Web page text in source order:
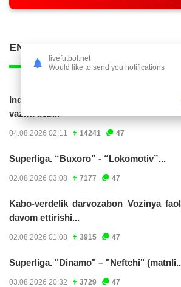
ENG KO'P O'QILGAN POSTLAR
Indoneziya prezidenti JCH-2030ga
vazifa deb...
04.08.2026 02:11 14241 47
Superliga. “Buxoro” - “Lokomotiv”...
02.08.2026 03:08 7177 47
Kabo-verdelik darvozabon Vozinya
davom ettirishi...
02.08.2026 01:08 3915 47
Superliga. "Dinamo" – "Neftchi"
03.08.2026 20:32 3729 47
livefutbol.net
Would like to send you notifications